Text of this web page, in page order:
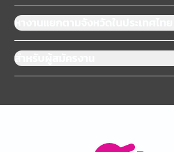
หางานแยกตามจังหวัดในประเทศไทย
สำหรับผู้สมัครงาน